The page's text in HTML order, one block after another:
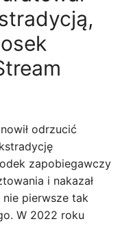
odrzucić
zapobiegawczy
i nakazał
pierwsze tak
W 2022 roku